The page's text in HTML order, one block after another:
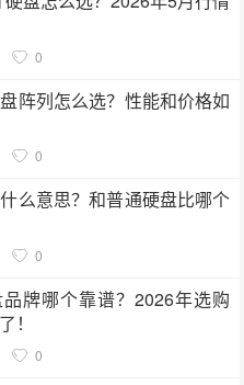
0
阵列怎么选？性能和价格如
0
么意思？和普通硬盘比哪个
0
牌哪个靠谱？2026年选购
！
0